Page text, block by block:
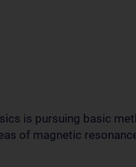
is pursuing basic
of magnetic